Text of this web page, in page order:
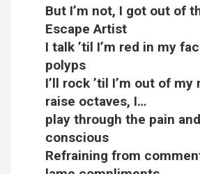
But I’m not, I got out of
Escape Artist
I talk ’til I’m red in my
polyps
I’ll rock ’til I’m out of my
raise octaves, I…
play through the pain
conscious
Refraining from